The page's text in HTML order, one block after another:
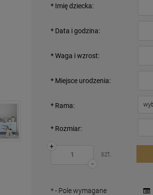
* Imię dziecka:
* Data i godzina:
*Waga i wzrost:
* Miejsce urodzenia:
* Rama:
* Rozmiar:
-
+
szt.
*- Pole wymagane